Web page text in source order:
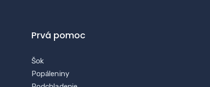
Prvá pomoc
Šok
Popáleniny